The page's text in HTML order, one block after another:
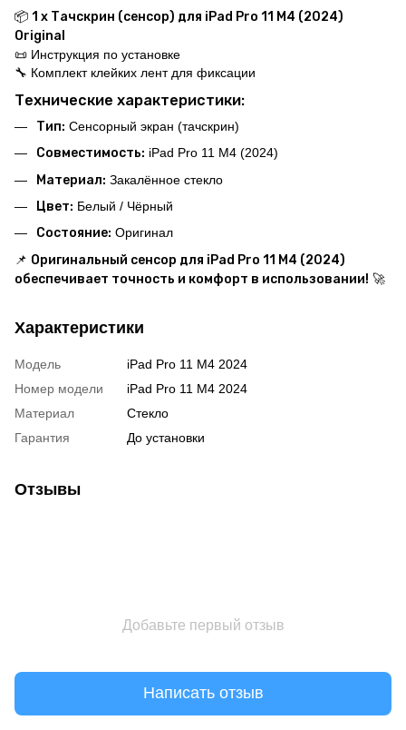
📦 1 x Тачскрин (сенсор) для iPad Pro 11 M4 (2024)
Original
📜 Инструкция по установке
🔧 Комплект клейких лент для фиксации
Технические характеристики:
Тип: Сенсорный экран (тачскрин)
Совместимость: iPad Pro 11 M4 (2024)
Материал: Закалённое стекло
Цвет: Белый / Чёрный
Состояние: Оригинал
📌 Оригинальный сенсор для iPad Pro 11 M4 (2024)
обеспечивает точность и комфорт в использовании! 🚀
Характеристики
Модель
iPad Pro 11 M4 2024
Номер модели
iPad Pro 11 M4 2024
Материал
Стекло
Гарантия
До установки
Отзывы
Добавьте первый отзыв
Написать отзыв